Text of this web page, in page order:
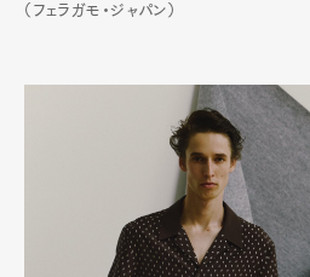
（フェラガモ・ジャパン）